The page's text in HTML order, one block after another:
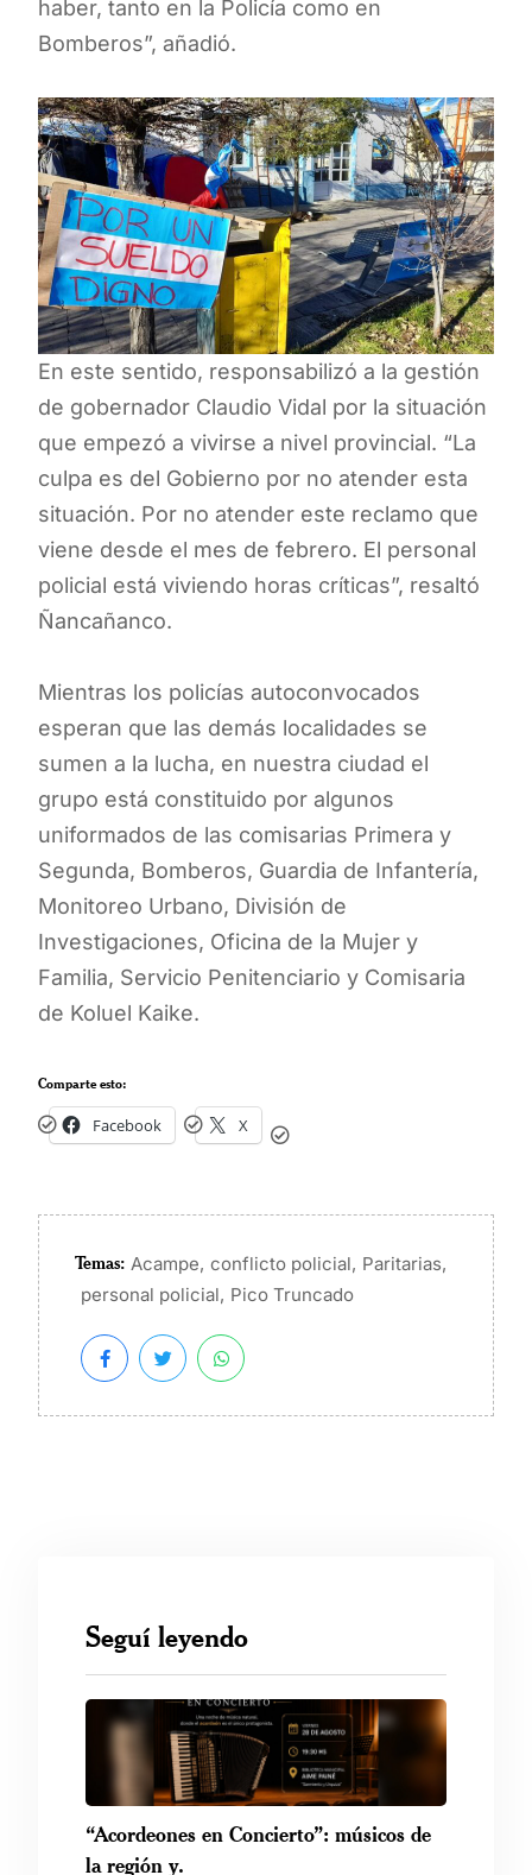
haber, tanto en la Policía como en
Bomberos”, añadió.
En este sentido, responsabilizó a la gestión
de gobernador Claudio Vidal por la situación
que empezó a vivirse a nivel provincial. “La
culpa es del Gobierno por no atender esta
situación. Por no atender este reclamo que
viene desde el mes de febrero. El personal
policial está viviendo horas críticas”, resaltó
Ñancañanco.
Mientras los policías autoconvocados
esperan que las demás localidades se
sumen a la lucha, en nuestra ciudad el
grupo está constituido por algunos
uniformados de las comisarias Primera y
Segunda, Bomberos, Guardia de Infantería,
Monitoreo Urbano, División de
Investigaciones, Oficina de la Mujer y
Familia, Servicio Penitenciario y Comisaria
de Koluel Kaike.
Comparte esto:
Facebook X
Temas: Acampe, conflicto policial, Paritarias,
personal policial, Pico Truncado
Seguí leyendo
“Acordeones en Concierto”: músicos de
la región y.